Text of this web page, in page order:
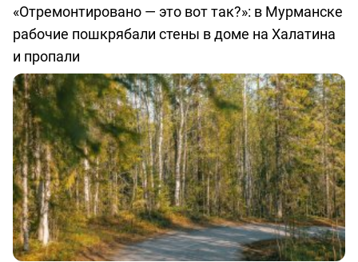
«Отремонтировано — это вот так?»: в Мурманске
рабочие пошкрябали стены в доме на Халатина
и пропали